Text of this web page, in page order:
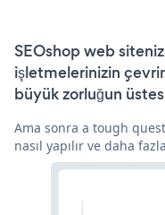
SEOshop web
işletmelerinizin
büyük zorluğun
Ama sonra a tough
nasıl yapılır ve daha